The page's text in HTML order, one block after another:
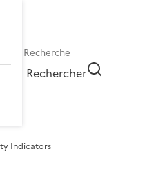
Rechercher
Indicators